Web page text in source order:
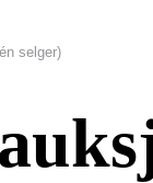
selger)